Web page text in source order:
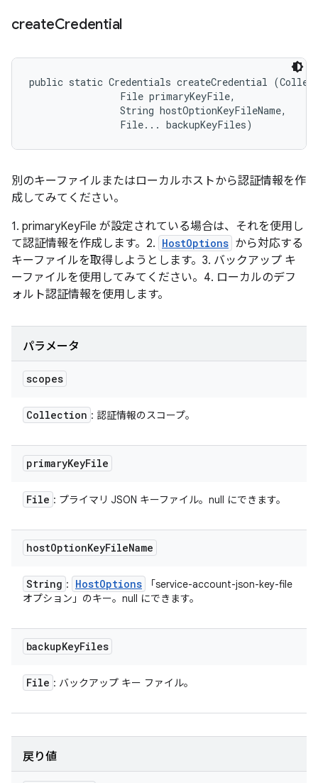
createCredential
public static Credentials createCredential
                File primaryKeyFile,
                String hostOptionKeyFileName,
                File... backupKeyFiles)
別のキーファイルまたはローカルホストから認証情報を作
成してみてください。
1. primaryKeyFile が設定されている場合は、それを使用し
て認証情報を作成します。2. HostOptions から対応する
キーファイルを取得しようとします。3. バックアップ キ
ーファイルを使用してみてください。4. ローカルのデフ
ォルト認証情報を使用します。
パラメータ
scopes
Collection : 認証情報のスコープ。
primaryKeyFile
File : プライマリ JSON キーファイル。null にできます。
hostOptionKeyFileName
String : HostOptions
「service-account-json-key-file
オプション」のキー。null にできます。
backupKeyFiles
File : バックアップ キー ファイル。
戻り値